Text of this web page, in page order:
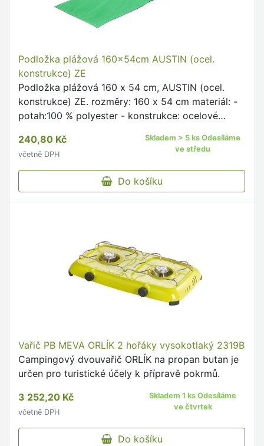
Podložka plážová 160x54cm AUSTIN (ocel.
konstrukce) ZE
Podložka plážová 160 x 54 cm, AUSTIN (ocel.
konstrukce) ZE. rozměry: 160 x 54 cm materiál: -
potah:100 % polyester - konstrukce: ocelové
pohodlná podložka …
240,80 Kč
včetně DPH
Skladem > 5 ks Odesíláme
ve středu
Do košíku
Vařič PB MEVA ORLÍK 2 hořáky vysokotlaký 2319B
Campingový dvouvařič ORLÍK na propan butan je
určen pro turistické účely k přípravě pokrmů.
3 252,20 Kč
včetně DPH
Skladem 1 ks Odesíláme
ve čtvrtek
Do košíku